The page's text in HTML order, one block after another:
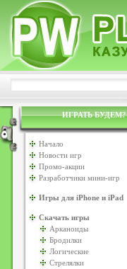
ИГРАТЬ БУДЕМ?
Начало
Новости игр
Промо-акции
Разработчики мини-игр
Игры для iPhone и iPad
Скачать игры
Арканоиды
Бродилки
Логические
Стрелялки